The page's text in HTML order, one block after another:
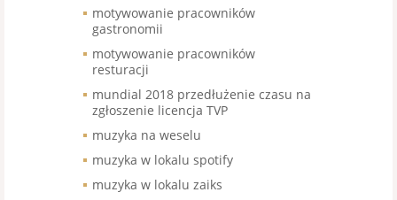
motywowanie pracowników
gastronomii
motywowanie pracowników
resturacji
mundial 2018 przedłużenie czasu na
zgłoszenie licencja TVP
muzyka na weselu
muzyka w lokalu spotify
muzyka w lokalu zaiks